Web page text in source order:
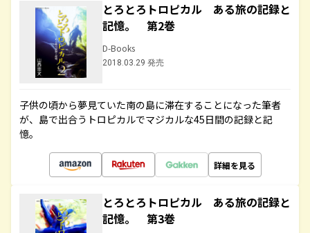
とろとろトロピカル ある旅の記録と
記憶。 第2巻
D-Books
2018.03.29 発売
子供の頃から夢見ていた南の島に滞在することになった筆者
が、島で出合うトロピカルでマジカルな45日間の記録と記
憶。
詳細を見る
とろとろトロピカル ある旅の記録と
記憶。 第3巻